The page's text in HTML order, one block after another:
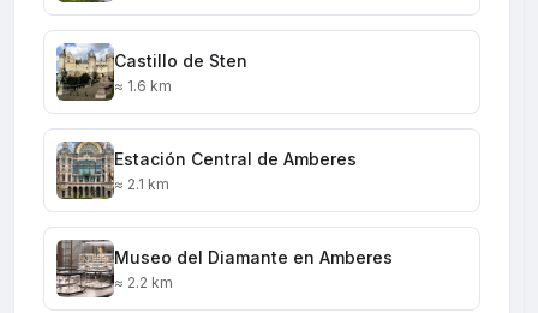
Castillo de Sten
≈ 1.6 km
Estación Central de Amberes
≈ 2.1 km
Museo del Diamante en Amberes
≈ 2.2 km